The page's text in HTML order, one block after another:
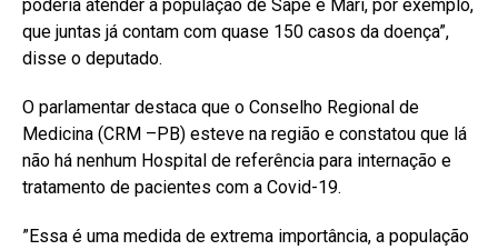
poderia atender a população de Sapé e Mari, por exemplo,
que juntas já contam com quase 150 casos da doença”,
disse o deputado.
O parlamentar destaca que o Conselho Regional de
Medicina (CRM –PB) esteve na região e constatou que lá
não há nenhum Hospital de referência para internação e
tratamento de pacientes com a Covid-19.
”Essa é uma medida de extrema importância, a população